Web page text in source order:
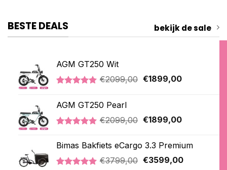
BESTE DEALS bekijk de sale
AGM GT250 Wit
5.00 op 5
gebaseerd
op
klantbeoordeling
€2099,00 Oorspronkelijke
€1899,00Huidige
AGM GT250 Pearl
5.00
op 5
gebaseerd
op
klantbeoordelingen
€2099,00 Oorspronkelijke
€2099,00.
€1899,00Huidige
€1899,00.
Bimas Bakfiets eCargo 3.3 Premium
€3799,00 Oorspronkelijke
€3599,00Huidige